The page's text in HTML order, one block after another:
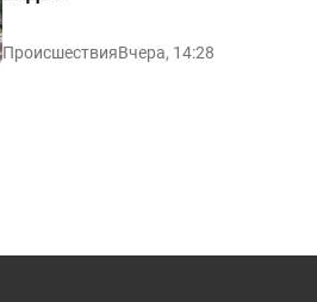
ПроисшествияВчера, 14:28